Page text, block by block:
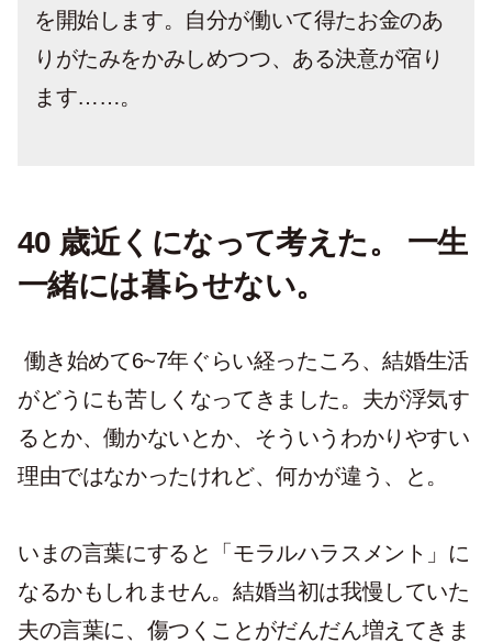
を開始します。自分が働いて得たお金のあ
りがたみをかみしめつつ、ある決意が宿り
ます……。
40 歳近くになって考えた。 一生
一緒には暮らせない。
働き始めて6~7年ぐらい経ったころ、結婚生活
がどうにも苦しくなってきました。夫が浮気す
るとか、働かないとか、そういうわかりやすい
理由ではなかったけれど、何かが違う、と。
いまの言葉にすると「モラルハラスメント」に
なるかもしれません。結婚当初は我慢していた
夫の言葉に、傷つくことがだんだん増えてきま